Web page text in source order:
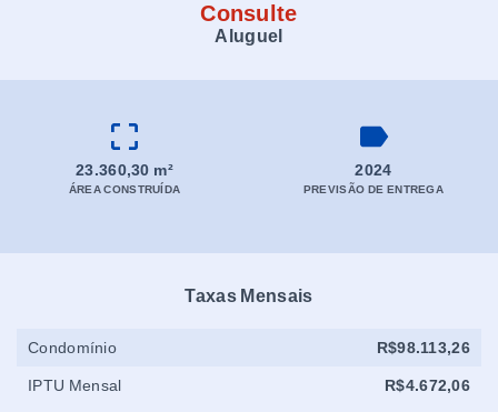
Consulte
Aluguel
23.360,30 m²
ÁREA CONSTRUÍDA
2024
PREVISÃO DE ENTREGA
Taxas Mensais
Condomínio R$98.113,26
IPTU Mensal R$4.672,06